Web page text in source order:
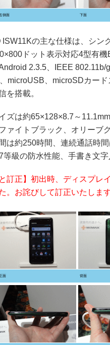
側面 下面
の主な仕様は、シン
ドット表示対応4型有
2.3.5、IEEE
microUSB、microSDカー
を搭載。
ズは約65×128×8.7～
ァイトブラック、オリーブ
は約250時間、連続通話時
等級の防水性能、手書き文
と訂正】初出時、ディスプ
。お詫びして訂正いたします
正面 背面